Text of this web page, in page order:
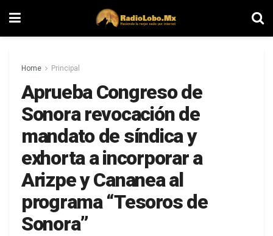
Home Principal
Aprueba Congreso de
Sonora revocación de
mandato de síndica y
exhorta a incorporar a
Arizpe y Cananea al
programa “Tesoros de
Sonora”